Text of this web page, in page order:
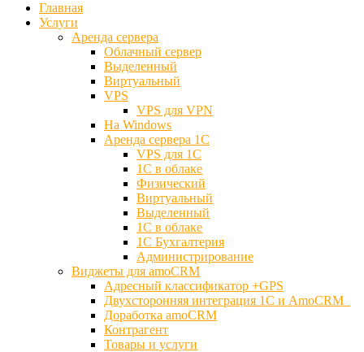
Главная
Услуги
Аренда сервера
Облачный сервер
Выделенный
Виртуальный
VPS
VPS для VPN
На Windows
Аренда сервера 1С
VPS для 1С
1С в облаке
Физический
Виртуальный
Выделенный
1С в облаке
1С Бухгалтерия
Администрирование
Виджеты для amoCRM
Адресный классификатор +GPS
Двухсторонняя интеграция 1С и AmoCRM
Доработка amoCRM
Контрагент
Товары и услуги